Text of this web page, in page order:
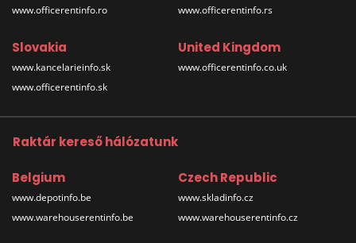
www.officerentinfo.ro
www.officerentinfo.rs
Slovakia
www.kancelarieinfo.sk
www.officerentinfo.sk
United Kingdom
www.officerentinfo.co.uk
Raktár kereső hálózatunk
Belgium
www.depotinfo.be
www.warehouserentinfo.be
Czech Republic
www.skladinfo.cz
www.warehouserentinfo.cz